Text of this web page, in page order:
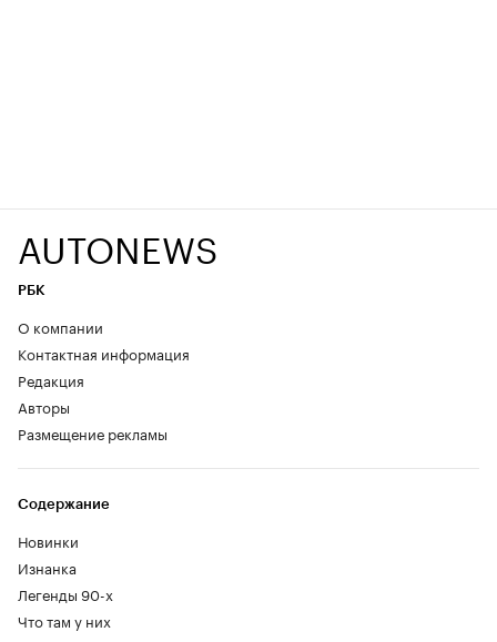
AUTONEWS
РБК
О компании
Контактная информация
Редакция
Авторы
Размещение рекламы
Содержание
Новинки
Изнанка
Легенды 90-х
Что там у них